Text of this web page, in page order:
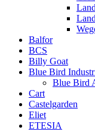
Balfor
BCS
Billy Goat
Blue Bird
Blue Bird
Cart
Castelgarden
Eliet
ETESIA